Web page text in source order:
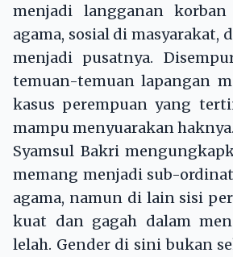
menjadi langganan
agama, sosial di masyarakat,
menjadi pusatnya.
temuan-temuan lapangan
kasus perempuan yang
mampu menyuarakan haknya.
Syamsul Bakri
memang menjadi sub-
agama, namun di lain sisi
kuat dan gagah dalam
lelah. Gender di sini bukan